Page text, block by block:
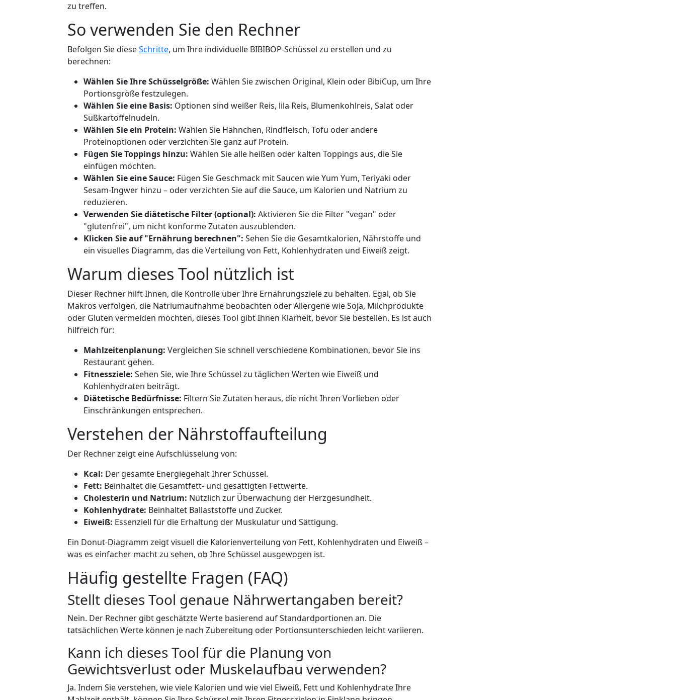
zu treffen.
So verwenden Sie den Rechner
Befolgen Sie dieseSchritte, um Ihre individuelle BIBIBOP-Schüssel zu erstellen und zu
berechnen:
Wählen Sie Ihre Schüsselgröße: Wählen Sie zwischen Original, Klein oder BibiCup, um Ihre
Portionsgröße festzulegen.
Wählen Sie eine Basis: Optionen sind weißer Reis, lila Reis, Blumenkohlreis, Salat oder
Süßkartoffelnudeln.
Wählen Sie ein Protein: Wählen Sie Hähnchen, Rindfleisch, Tofu oder andere
Proteinoptionen oder verzichten Sie ganz auf Protein.
Fügen Sie Toppings hinzu: Wählen Sie alle heißen oder kalten Toppings aus, die Sie
einfügen möchten.
Wählen Sie eine Sauce: Fügen Sie Geschmack mit Saucen wie Yum Yum, Teriyaki oder
Sesam-Ingwer hinzu – oder verzichten Sie auf die Sauce, um Kalorien und Natrium zu
reduzieren.
Verwenden Sie diätetische Filter (optional): Aktivieren Sie die Filter "vegan" oder
"glutenfrei", um nicht konforme Zutaten auszublenden.
Klicken Sie auf "Ernährung berechnen": Sehen Sie die Gesamtkalorien, Nährstoffe und
ein visuelles Diagramm, das die Verteilung von Fett, Kohlenhydraten und Eiweiß zeigt.
Warum dieses Tool nützlich ist
Dieser Rechner hilft Ihnen, die Kontrolle über Ihre Ernährungsziele zu behalten. Egal, ob Sie
Makros verfolgen, die Natriumaufnahme beobachten oder Allergene wie Soja, Milchprodukte
oder Gluten vermeiden möchten, dieses Tool gibt Ihnen Klarheit, bevor Sie bestellen. Es ist auch
hilfreich für:
Mahlzeitenplanung: Vergleichen Sie schnell verschiedene Kombinationen, bevor Sie ins
Restaurant gehen.
Fitnessziele: Sehen Sie, wie Ihre Schüssel zu täglichen Werten wie Eiweiß und
Kohlenhydraten beiträgt.
Diätetische Bedürfnisse: Filtern Sie Zutaten heraus, die nicht Ihren Vorlieben oder
Einschränkungen entsprechen.
Verstehen der Nährstoffaufteilung
Der Rechner zeigt eine Aufschlüsselung von:
Kcal: Der gesamte Energiegehalt Ihrer Schüssel.
Fett: Beinhaltet die Gesamtfett- und gesättigten Fettwerte.
Cholesterin und Natrium: Nützlich zur Überwachung der Herzgesundheit.
Kohlenhydrate: Beinhaltet Ballaststoffe und Zucker.
Eiweiß: Essenziell für die Erhaltung der Muskulatur und Sättigung.
Ein Donut-Diagramm zeigt visuell die Kalorienverteilung von Fett, Kohlenhydraten und Eiweiß –
was es einfacher macht zu sehen, ob Ihre Schüssel ausgewogen ist.
Häufig gestellte Fragen (FAQ)
Stellt dieses Tool genaue Nährwertangaben bereit?
Nein. Der Rechner gibt geschätzte Werte basierend auf Standardportionen an. Die
tatsächlichen Werte können je nach Zubereitung oder Portionsunterschieden leicht variieren.
Kann ich dieses Tool für die Planung von
Gewichtsverlust oder Muskelaufbau verwenden?
Ja. Indem Sie verstehen, wie viele Kalorien und wie viel Eiweiß, Fett und Kohlenhydrate Ihre